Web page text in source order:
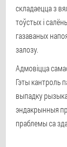
складаецца з
тоўстых і
газаваных
залозу.
Адмовіцца
Гэты кантроль
выпадку
эндакрынныя
праблемы са